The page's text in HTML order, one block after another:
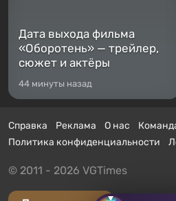
Дата выхода фильма
«Оборотень» — трейлер,
сюжет и актёры
44 минуты назад
Справка Реклама О нас
Политика конфиденциальности
© 2011 - 2026 VGTimes